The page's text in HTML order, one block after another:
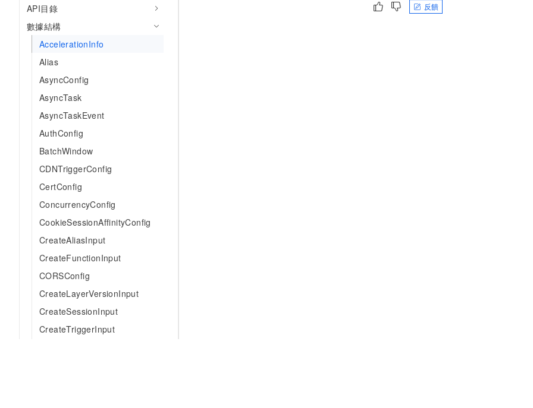
API目錄
數據結構
AccelerationInfo
Alias
AsyncConfig
AsyncTask
AsyncTaskEvent
AuthConfig
BatchWindow
CDNTriggerConfig
CertConfig
ConcurrencyConfig
CookieSessionAffinityConfig
CreateAliasInput
CreateFunctionInput
CORSConfig
CreateLayerVersionInput
CreateSessionInput
CreateTriggerInput
反饋